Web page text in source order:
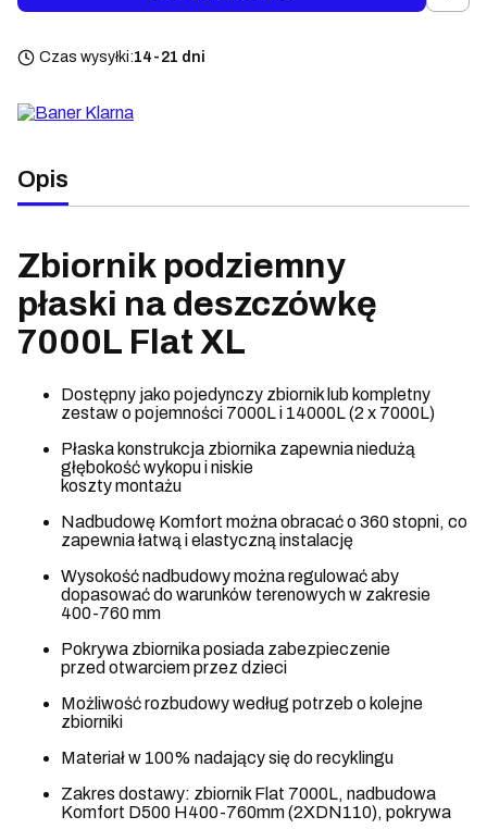
Czas wysyłki:14-21 dni
Opis
Zbiornik podziemny
płaski na deszczówkę
7000L Flat XL
Dostępny jako pojedynczy zbiornik lub kompletny
zestaw o pojemności 7000L i 14000L (2 x 7000L)
Płaska konstrukcja zbiornika zapewnia niedużą
głębokość wykopu i niskie
koszty montażu
Nadbudowę Komfort można obracać o 360 stopni, co
zapewnia łatwą i elastyczną instalację
Wysokość nadbudowy można regulować aby
dopasować do warunków terenowych w zakresie
400-760 mm
Pokrywa zbiornika posiada zabezpieczenie
przed otwarciem przez dzieci
Możliwość rozbudowy według potrzeb o kolejne
zbiorniki
Materiał w 100% nadający się do recyklingu
Zakres dostawy: zbiornik Flat 7000L, nadbudowa
Komfort D500 H400-760mm (2XDN110), pokrywa